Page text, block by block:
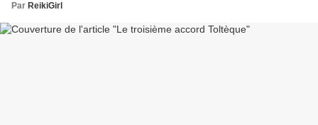
Par ReikiGirl